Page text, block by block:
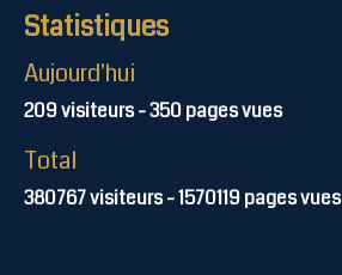
Statistiques
Aujourd'hui
209visiteurs -350pages vues
Total
380767visiteurs -1570119pages vues